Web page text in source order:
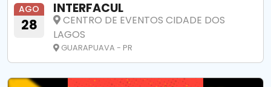
AGO
28
INTERFACUL
CENTRO DE EVENTOS CIDADE DOS
LAGOS
GUARAPUAVA - PR